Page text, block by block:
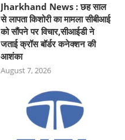
Jharkhand News : छह साल
से लापता किशोरी का मामला सीबीआई
को सौंपने पर विचार,सीआईडी ने
जताई क्रॉस बॉर्डर कनेक्शन की
आशंका
August 7, 2026